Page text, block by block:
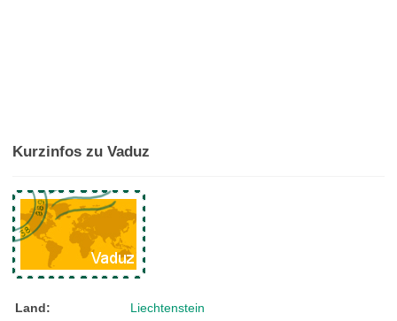
Kurzinfos zu Vaduz
Land:
Liechtenstein